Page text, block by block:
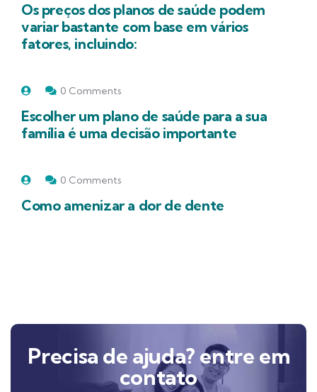
Os preços dos planos de saúde podem
variar bastante com base em vários
fatores, incluindo:
0 Comments
Escolher um plano de saúde para a sua
família é uma decisão importante
0 Comments
Como amenizar a dor de dente
Precisa de ajuda? entre em
contato